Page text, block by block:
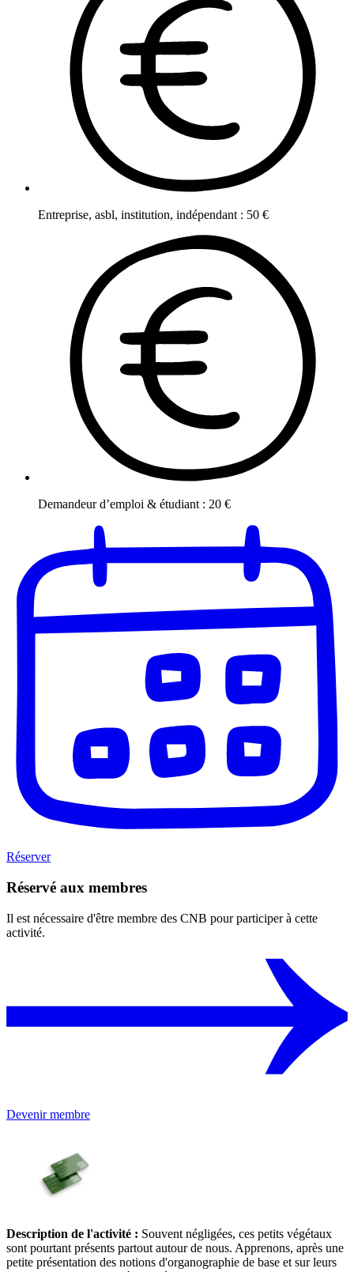
Entreprise, asbl, institution, indépendant : 50 €
Demandeur d’emploi & étudiant : 20 €
Réserver
Réservé aux membres
Il est nécessaire d'être membre des CNB pour participer à cette
activité.
Devenir membre
Description de l'activité : Souvent négligées, ces petits végétaux
sont pourtant présents partout autour de nous. Apprenons, après une
petite présentation des notions d'organographie de base et sur leurs